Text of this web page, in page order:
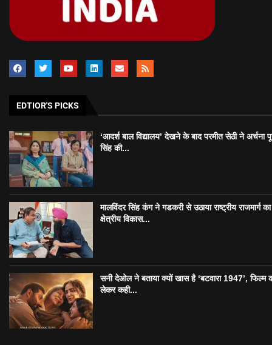
EDTIOR'S PICKS
‘आदर्श बाल विद्यालय’ देखने के बाद परमीत सेठी ने अर्चना
सिंह की...
मालविंदर सिंह कंग ने गडकरी से उठाया राष्ट्रीय राजमार्ग का
क्षेत्रीय विकास...
सनी देओल ने बताया क्यों खास है ‘बटवारा 1947’, फिल्म
लेकर कही...